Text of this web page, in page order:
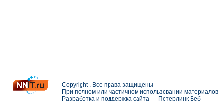
Copyright . Все права защищены
При полном или частичном использовании
Разработка и поддержка сайта — Петерлинк Веб